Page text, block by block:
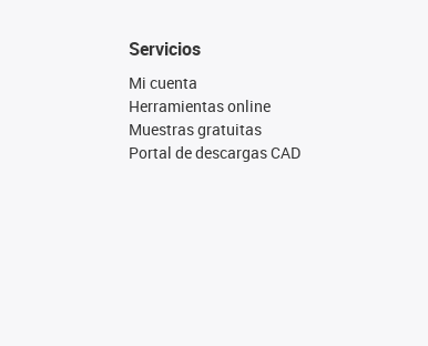
Servicios
Mi cuenta
Herramientas online
Muestras gratuitas
Portal de descargas CAD